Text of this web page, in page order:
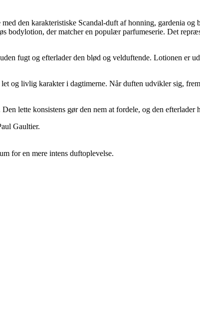
den karakteristiske Scandal-duft af honning, gardenia og
bodylotion, der matcher en populær parfumeserie. Det
fugt og efterlader den blød og velduftende. Lotionen er
og livlig karakter i dagtimerne. Når duften udvikler sig,
lette konsistens gør den nem at fordele, og den efterlader
Gaultier.
for en mere intens duftoplevelse.